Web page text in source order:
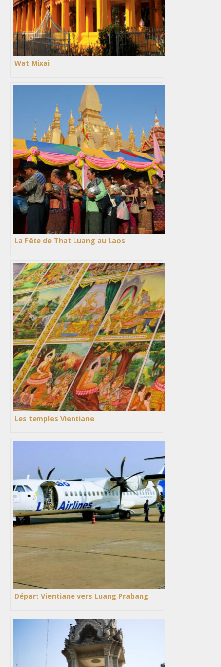
Wat Mixai
La Fête de That Luang au Laos
Les temples Vientiane
Départ Vientiane vers Luang Prabang